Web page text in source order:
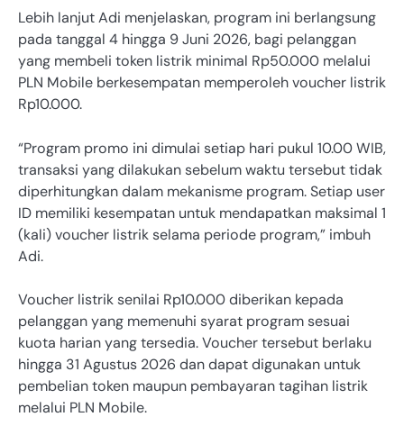
Lebih lanjut Adi menjelaskan, program ini berlangsung
pada tanggal 4 hingga 9 Juni 2026, bagi pelanggan
yang membeli token listrik minimal Rp50.000 melalui
PLN Mobile berkesempatan memperoleh voucher listrik
Rp10.000.
“Program promo ini dimulai setiap hari pukul 10.00 WIB,
transaksi yang dilakukan sebelum waktu tersebut tidak
diperhitungkan dalam mekanisme program. Setiap user
ID memiliki kesempatan untuk mendapatkan maksimal 1
(kali) voucher listrik selama periode program,” imbuh
Adi.
Voucher listrik senilai Rp10.000 diberikan kepada
pelanggan yang memenuhi syarat program sesuai
kuota harian yang tersedia. Voucher tersebut berlaku
hingga 31 Agustus 2026 dan dapat digunakan untuk
pembelian token maupun pembayaran tagihan listrik
melalui PLN Mobile.